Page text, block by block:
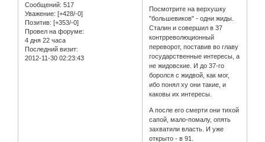
Сообщений: 517
Уважение: [+428/-0]
Позитив: [+353/-0]
Провел на форуме:
4 дня 22 часа
Последний визит:
2012-11-30 02:23:43
Посмотрите на верхушку
"большевиков" - одни жиды.
Сталин и совершил в 37
контрреволюционный
переворот, поставив во главу
государственные интересы, а
не жидовские. И до 37-го
боролся с жидвой, как мог,
ибо понял ху они такие, и
каковы их интересы.
А после его смерти они тихой
сапой, мало-помалу, опять
захватили власть. И уже
открыто - в 91.